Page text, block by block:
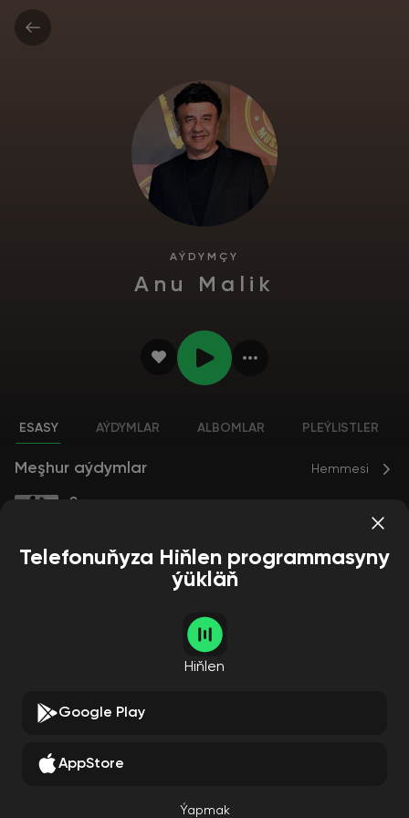
AÝDYMÇY
Anu Malik
ESASY AÝDYMLAR ALBOMLAR PLEÝLISTLER
Meşhur aýdymlar Hemmesi
San sanana
San sanana
Telefonuňyza Hiňlen programmasyny
ýükläň
Hiňlen
Google Play
AppStore
Ýapmak